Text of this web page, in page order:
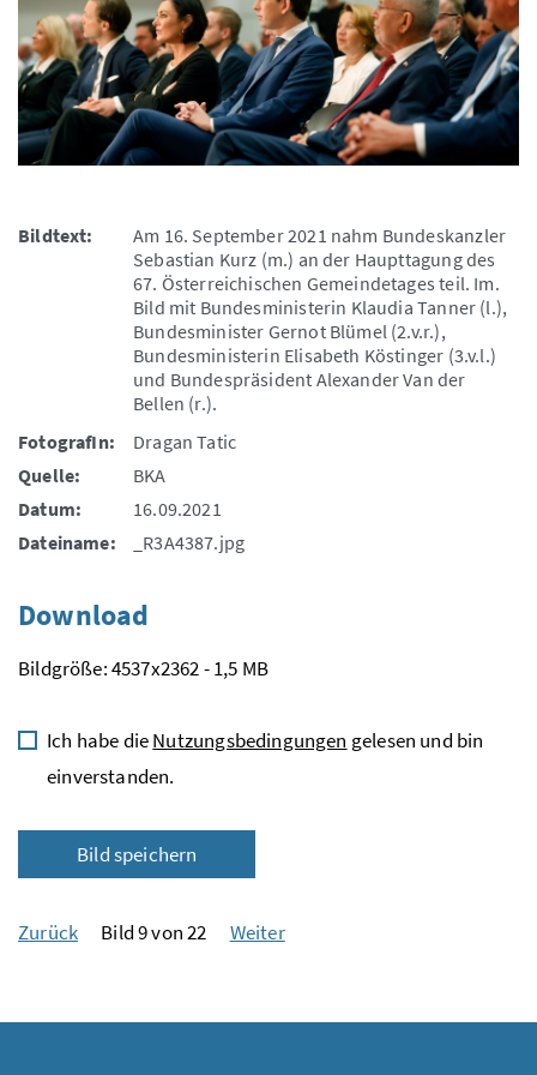
Bildtext:
Am 16. September 2021 nahm Bundeskanzler
Sebastian Kurz (m.) an der Haupttagung des
67. Österreichischen Gemeindetages teil. Im.
Bild mit Bundesministerin Klaudia Tanner (l.),
Bundesminister Gernot Blümel (2.v.r.),
Bundesministerin Elisabeth Köstinger (3.v.l.)
und Bundespräsident Alexander Van der
Bellen (r.).
FotografIn:
Dragan Tatic
Quelle:
BKA
Datum:
16.09.2021
Dateiname:
_R3A4387.jpg
Download
Bildgröße: 4537x2362 - 1,5 MB
Ich habe dieNutzungsbedingungen gelesen und bin
einverstanden.
Bild speichern
Zurück Bild 9 von 22 Weiter